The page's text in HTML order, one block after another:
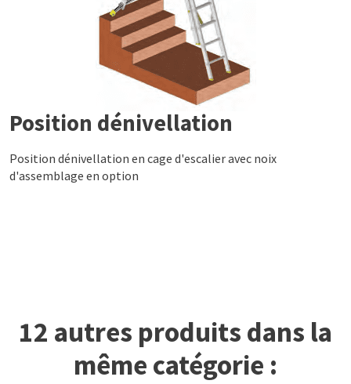
Position dénivellation
Position dénivellation en cage d'escalier avec noix
d'assemblage en option
12 autres produits dans la
même catégorie :